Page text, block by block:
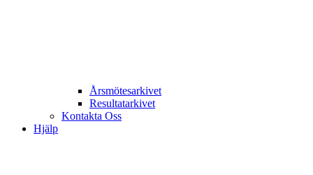
Årsmötesarkivet
Resultatarkivet
Kontakta Oss
Hjälp